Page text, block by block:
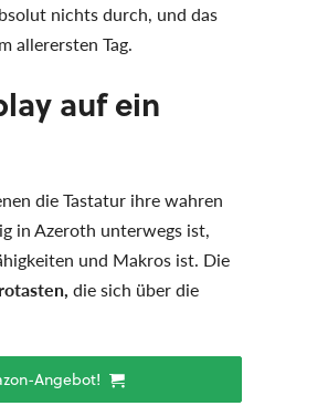
nichts durch, und das
allerersten Tag.
auf ein
die Tastatur ihre wahren
in Azeroth unterwegs ist,
und Makros ist. Die
die sich über die
Angebot!